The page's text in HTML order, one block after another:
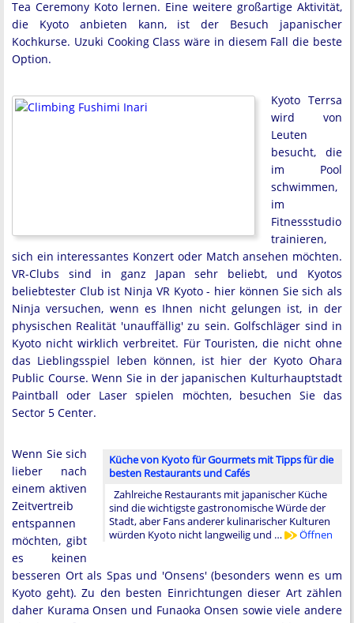
Tea Ceremony Koto lernen. Eine weitere großartige Aktivität,
die Kyoto anbieten kann, ist der Besuch japanischer
Kochkurse. Uzuki Cooking Class wäre in diesem Fall die beste
Option.
Kyoto Terrsa
wird von
Leuten
besucht, die
im Pool
schwimmen,
im
Fitnessstudio
trainieren,
sich ein interessantes Konzert oder Match ansehen möchten.
VR-Clubs sind in ganz Japan sehr beliebt, und Kyotos
beliebtester Club ist Ninja VR Kyoto - hier können Sie sich als
Ninja versuchen, wenn es Ihnen nicht gelungen ist, in der
physischen Realität 'unauffällig' zu sein. Golfschläger sind in
Kyoto nicht wirklich verbreitet. Für Touristen, die nicht ohne
das Lieblingsspiel leben können, ist hier der Kyoto Ohara
Public Course. Wenn Sie in der japanischen Kulturhauptstadt
Paintball oder Laser spielen möchten, besuchen Sie das
Sector 5 Center.
Küche von Kyoto für Gourmets mit Tipps für die
besten Restaurants und Cafés
Zahlreiche Restaurants mit japanischer Küche
sind die wichtigste gastronomische Würde der
Stadt, aber Fans anderer kulinarischer Kulturen
würden Kyoto nicht langweilig und …
Öffnen
Wenn Sie sich
lieber nach
einem aktiven
Zeitvertreib
entspannen
möchten, gibt
es keinen
besseren Ort als Spas und 'Onsens' (besonders wenn es um
Kyoto geht). Zu den besten Einrichtungen dieser Art zählen
daher Kurama Onsen und Funaoka Onsen sowie viele andere